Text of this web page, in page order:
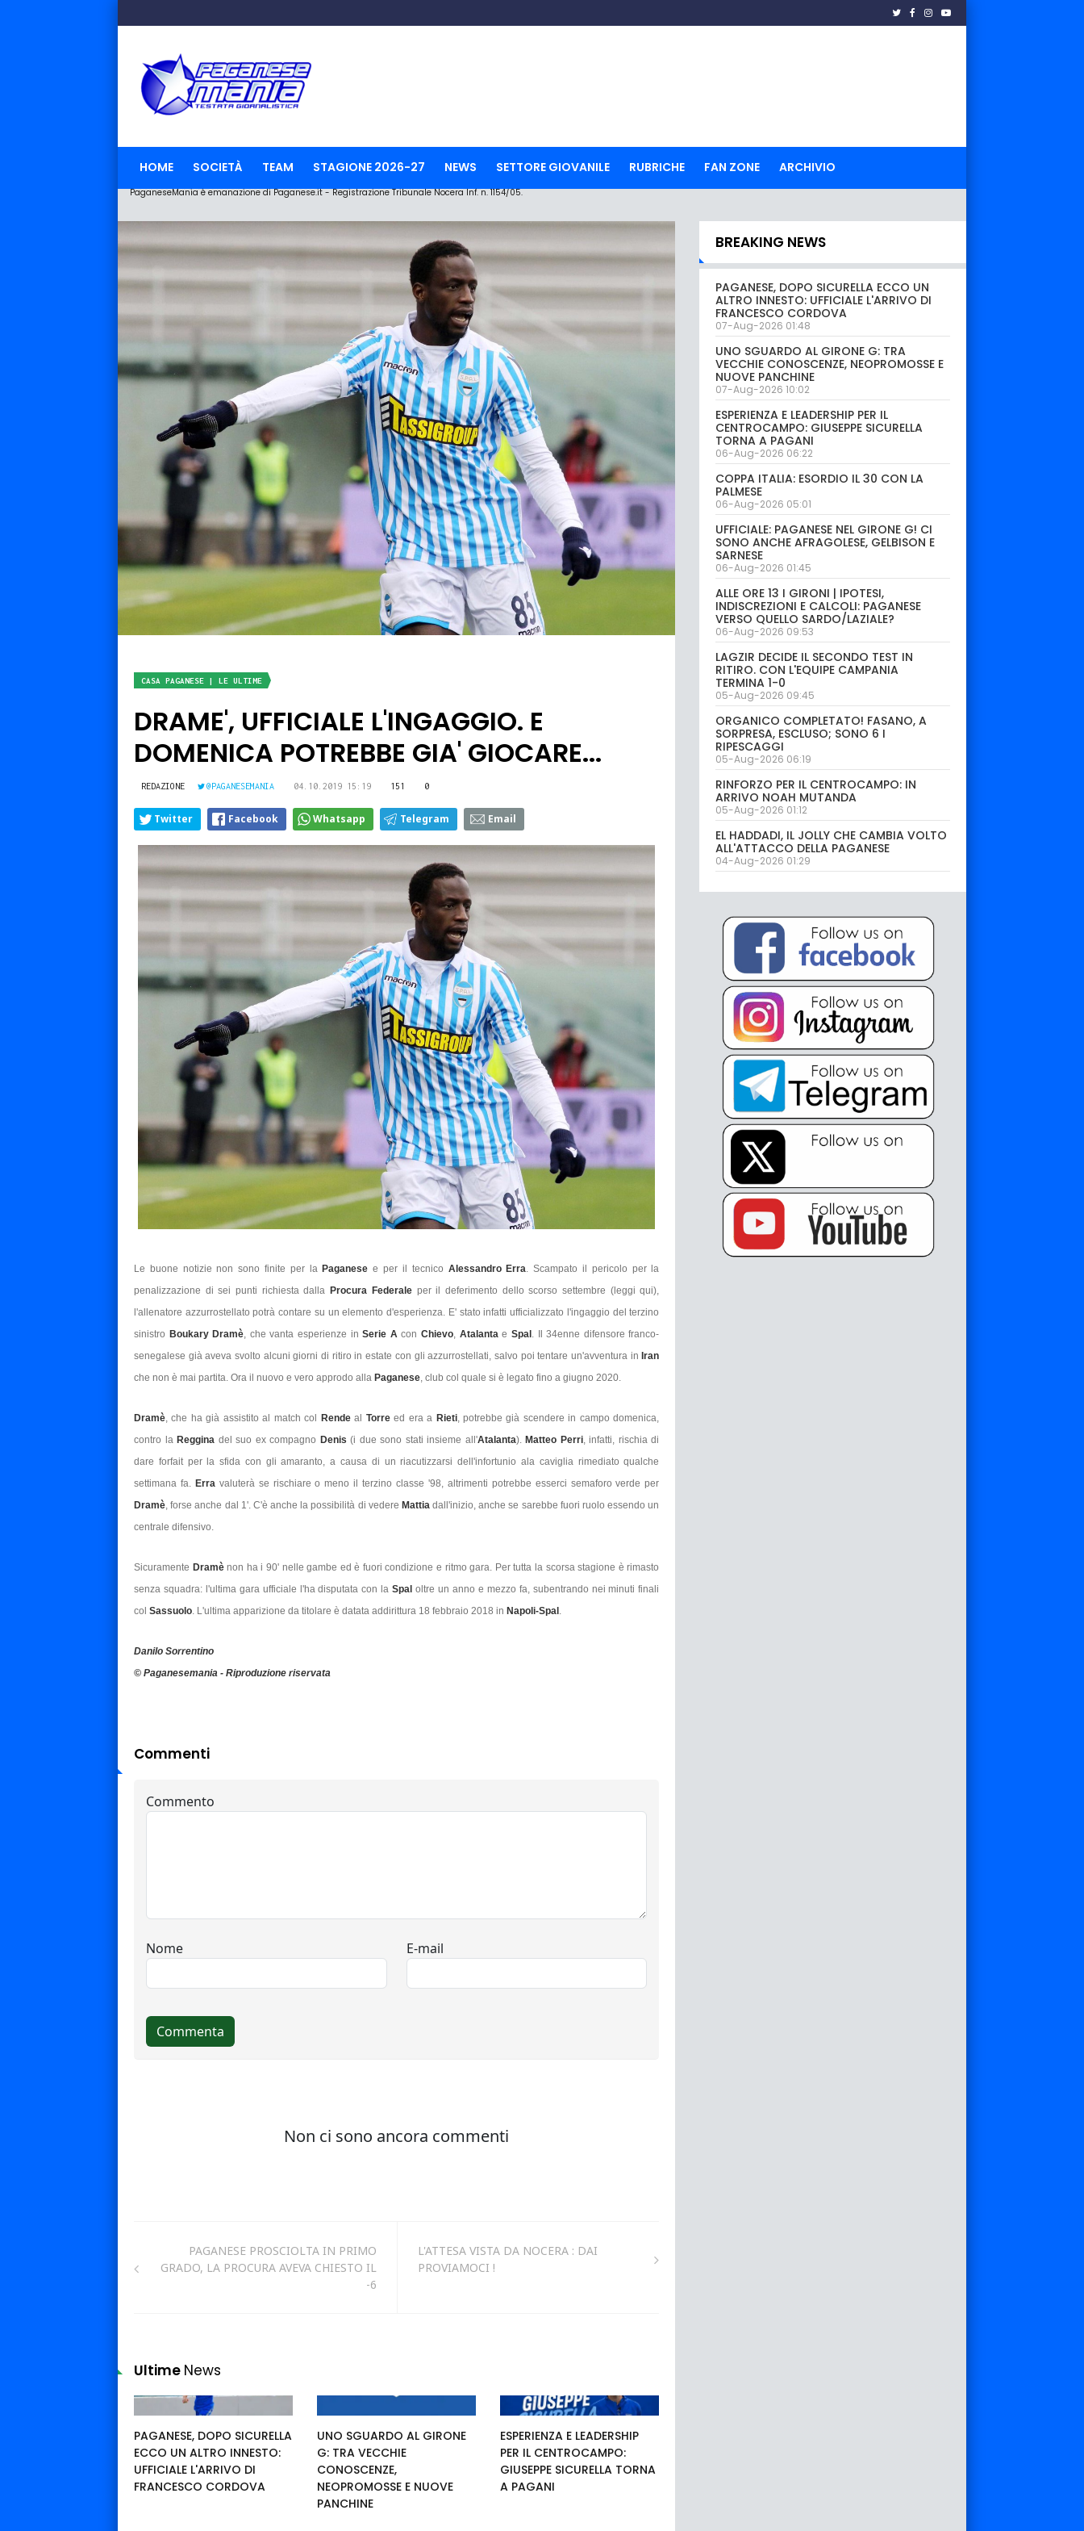
HOME SOCIETÀ TEAM STAGIONE 2026-27 NEWS SETTORE GIOVANILE RUBRICHE FAN ZONE ARCHIVIO
PaganeseMania è emanazione di Paganese.it - Registrazione Tribunale Nocera Inf. n. 1154/05.
CASA PAGANESE | LE ULTIME
DRAME', UFFICIALE L'INGAGGIO. E
DOMENICA POTREBBE GIA' GIOCARE...
REDAZIONE @PAGANESEMANIA 04.10.2019 15:19 151 0
Twitter Facebook Whatsapp Telegram Email
Le buone notizie non sono finite per la Paganesee per il tecnico Alessandro Erra. Scampato il pericolo per la
penalizzazione di sei punti richiesta dalla Procura Federale per il deferimento dello scorso settembre (leggi qui),
l'allenatore azzurrostellato potrà contare su un elemento d'esperienza. E' stato infatti ufficializzato l'ingaggio del terzino
sinistro Boukary Dramè, che vanta esperienze in Serie AconChievo, Atalantae Spal . Il 34enne difensore franco-
senegalese già aveva svolto alcuni giorni di ritiro in estate con gli azzurrostellati, salvo poi tentare un'avventura in Iran
che non è mai partita. Ora il nuovo e vero approdo alla Paganese, club col quale si è legato fino a giugno 2020.
Dramè, che ha già assistito al match col Rendeal Torreed era a Rieti, potrebbe già scendere in campo domenica,
contro la Reggina del suo ex compagno Denis(i due sono stati insieme all'Atalanta). Matteo Perri, infatti, rischia di
dare forfait per la sfida con gli amaranto, a causa di un riacutizzarsi dell'infortunio ala caviglia rimediato qualche
settimana fa. Erra valuterà se rischiare o meno il terzino classe '98, altrimenti potrebbe esserci semaforo verde per
Dramè, forse anche dal 1'. C'è anche la possibilità di vedere Mattiadall'inizio, anche se sarebbe fuori ruolo essendo un
centrale difensivo.
Sicuramente Dramènon ha i 90' nelle gambe ed è fuori condizione e ritmo gara. Per tutta la scorsa stagione è rimasto
senza squadra: l'ultima gara ufficiale l'ha disputata con laSpaloltre un anno e mezzo fa, subentrando nei minuti finali
col Sassuolo. L'ultima apparizione da titolare è datata addirittura 18 febbraio 2018 in Napoli-Spal .
Danilo Sorrentino
© Paganesemania - Riproduzione riservata
Commenti
PAGANESE PROSCIOLTA IN PRIMO
GRADO, LA PROCURA AVEVA CHIESTO IL
-6
L'ATTESA VISTA DA NOCERA : DAI
PROVIAMOCI !
Ultime News
PAGANESE, DOPO SICURELLA
ECCO UN ALTRO INNESTO:
UFFICIALE L'ARRIVO DI
FRANCESCO CORDOVA
UNO SGUARDO AL GIRONE
G: TRA VECCHIE
CONOSCENZE,
NEOPROMOSSE E NUOVE
PANCHINE
ESPERIENZA E LEADERSHIP
PER IL CENTROCAMPO:
GIUSEPPE SICURELLA TORNA
A PAGANI
BREAKING NEWS
PAGANESE, DOPO SICURELLA ECCO UN
ALTRO INNESTO: UFFICIALE L'ARRIVO DI
FRANCESCO CORDOVA
07-Aug-2026 01:48
UNO SGUARDO AL GIRONE G: TRA
VECCHIE CONOSCENZE, NEOPROMOSSE E
NUOVE PANCHINE
07-Aug-2026 10:02
ESPERIENZA E LEADERSHIP PER IL
CENTROCAMPO: GIUSEPPE SICURELLA
TORNA A PAGANI
06-Aug-2026 06:22
COPPA ITALIA: ESORDIO IL 30 CON LA
PALMESE
06-Aug-2026 05:01
UFFICIALE: PAGANESE NEL GIRONE G! CI
SONO ANCHE AFRAGOLESE, GELBISON E
SARNESE
06-Aug-2026 01:45
ALLE ORE 13 I GIRONI | IPOTESI,
INDISCREZIONI E CALCOLI: PAGANESE
VERSO QUELLO SARDO/LAZIALE?
06-Aug-2026 09:53
LAGZIR DECIDE IL SECONDO TEST IN
RITIRO. CON L'EQUIPE CAMPANIA
TERMINA 1-0
05-Aug-2026 09:45
ORGANICO COMPLETATO! FASANO, A
SORPRESA, ESCLUSO; SONO 6 I
RIPESCAGGI
05-Aug-2026 06:19
RINFORZO PER IL CENTROCAMPO: IN
ARRIVO NOAH MUTANDA
05-Aug-2026 01:12
EL HADDADI, IL JOLLY CHE CAMBIA VOLTO
ALL'ATTACCO DELLA PAGANESE
04-Aug-2026 01:29